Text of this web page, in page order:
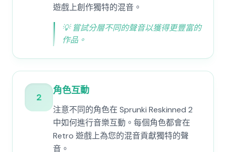
遊戲上創作獨特的混音。
💡 嘗試分層不同的聲音以獲得更豐富的
作品。
2
角色互動
注意不同的角色在 Sprunki Reskinned 2
中如何進行音樂互動。每個角色都會在
Retro 遊戲上為您的混音貢獻獨特的聲
音。